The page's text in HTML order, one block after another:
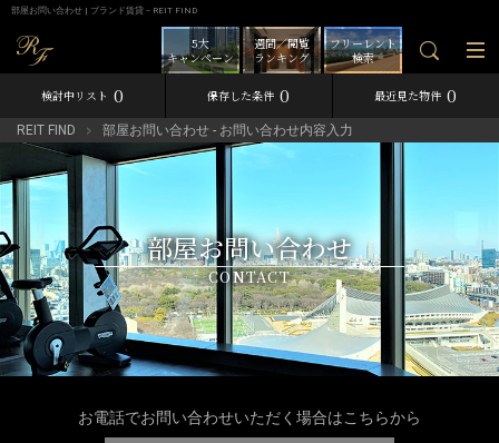
部屋お問い合わせ | ブランド賃貸－REIT FIND
フリーレント
検索
週間／閲覧
ランキング
5大
キャンペーン
検討中リスト 0 保存した条件 0 最近見た物件 0
REIT FIND 部屋お問い合わせ - お問い合わせ内容入力
部屋お問い合わせ
CONTACT
お電話でお問い合わせいただく場合はこちらから